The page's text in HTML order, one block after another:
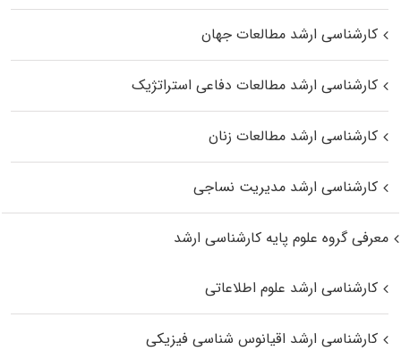
کارشناسی ارشد مطالعات جهان
کارشناسی ارشد مطالعات دفاعی استراتژیک
کارشناسی ارشد مطالعات زنان
کارشناسی ارشد مدیریت نساجی
معرفی گروه علوم پایه کارشناسی ارشد
کارشناسی ارشد علوم اطلاعاتی
کارشناسی ارشد اقیانوس‌ شناسی فیزیکی